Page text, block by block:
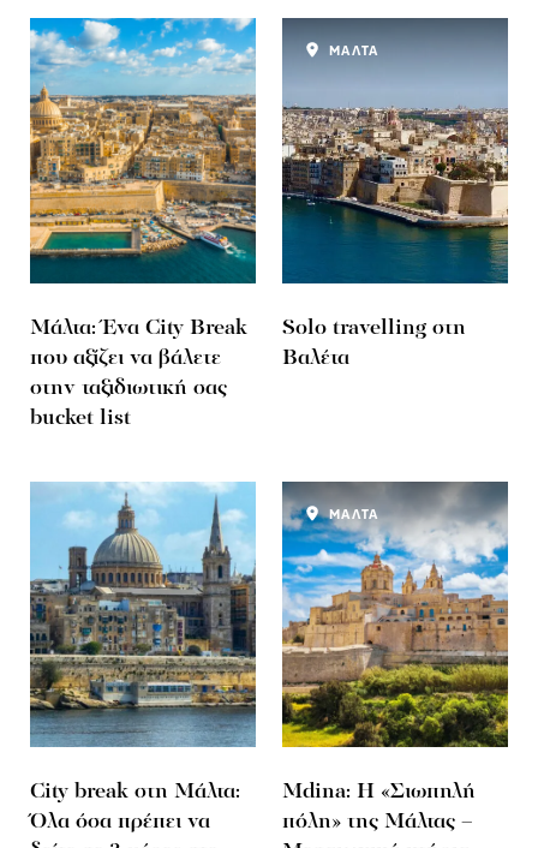
Μάλτα: Ένα City Break
που αξίζει να βάλετε
στην ταξιδιωτική σας
bucket list
Solo travelling στη
Βαλέτα
ΜΑΛΤΑ
City break στη Μάλτα:
Όλα όσα πρέπει να
Mdina: Η «Σιωπηλή
πόλη» της Μάλτας –
ΜΑΛΤΑ